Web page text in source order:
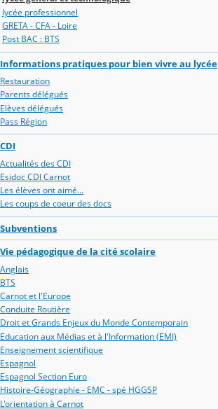
lycée professionnel
GRETA - CFA - Loire
Post BAC : BTS
Informations pratiques pour bien vivre au lycée
Restauration
Parents délégués
Elèves délégués
Pass Région
CDI
Actualités des CDI
Esidoc CDI Carnot
Les élèves ont aimé...
Les coups de coeur des docs
Subventions
Vie pédagogique de la cité scolaire
Anglais
BTS
Carnot et l'Europe
Conduite Routière
Droit et Grands Enjeux du Monde Contemporain
Education aux Médias et à l'Information (EMI)
Enseignement scientifique
Espagnol
Espagnol Section Euro
Histoire-Géographie - EMC - spé HGGSP
L'orientation à Carnot